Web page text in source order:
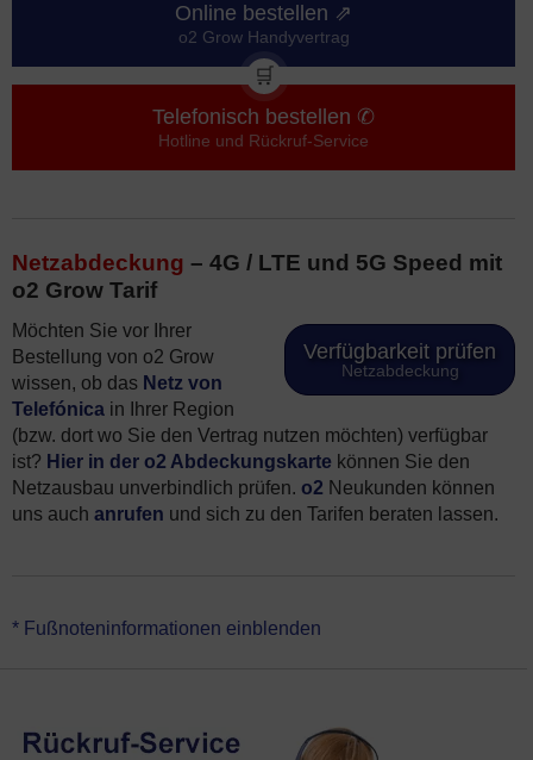
Online bestellen ⇗
o2 Grow Handyvertrag
🛒
Telefonisch bestellen ✆
Hotline und Rückruf-Service
Netzabdeckung – 4G / LTE und 5G Speed mit
o2 Grow Tarif
Verfügbarkeit prüfen
Netzabdeckung
Möchten Sie vor Ihrer
Bestellung von o2 Grow
wissen, ob das Netz von
Telefónica in Ihrer Region
(bzw. dort wo Sie den Vertrag nutzen möchten) verfügbar
ist? Hier in der o2 Abdeckungskarte können Sie den
Netzausbau unverbindlich prüfen. o2 Neukunden können
uns auch anrufen und sich zu den Tarifen beraten lassen.
*Die Mindestvertragslaufzeit von o2 Grow beträgt 24 Monate und
auch eine Flex Version ohne Vertragslaufzeit und als Varianten mit
Rabatt für Junge Leute, 60plus sowie Bestandskunden.
* Fußnoteninformationen einblenden